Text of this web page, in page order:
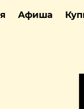
Афиша